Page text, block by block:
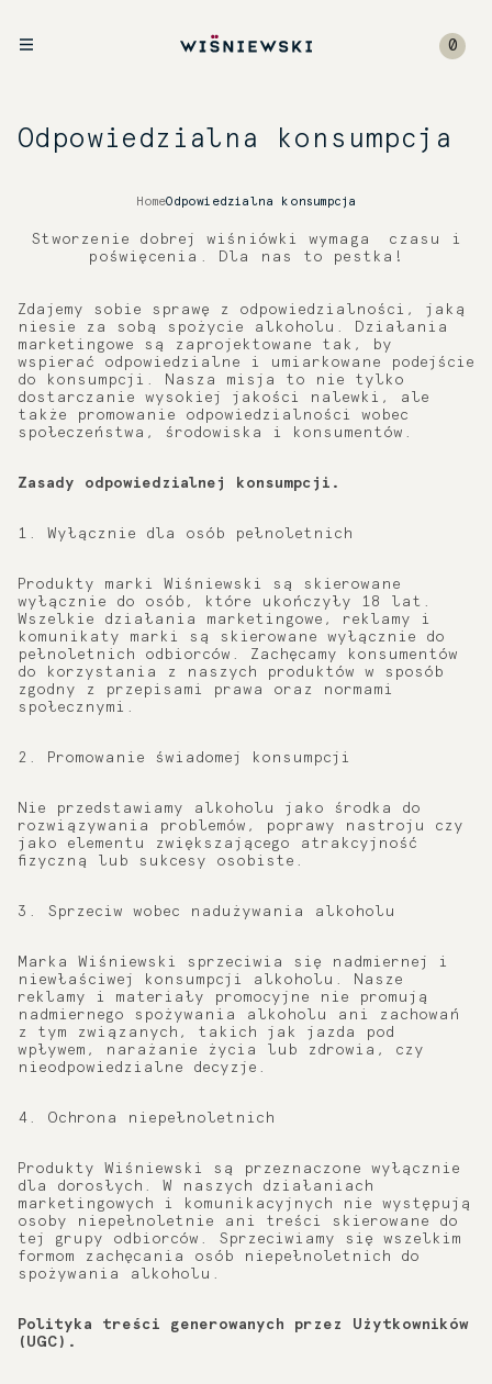
0
Odpowiedzialna konsumpcja
HomeOdpowiedzialna konsumpcja
Stworzenie dobrej wiśniówki wymaga czasu i
poświęcenia. Dla nas to pestka!
Zdajemy sobie sprawę z odpowiedzialności, jaką
niesie za sobą spożycie alkoholu. Działania
marketingowe są zaprojektowane tak, by
wspierać odpowiedzialne i umiarkowane podejście
do konsumpcji. Nasza misja to nie tylko
dostarczanie wysokiej jakości nalewki, ale
także promowanie odpowiedzialności wobec
społeczeństwa, środowiska i konsumentów.
Zasady odpowiedzialnej konsumpcji.
1. Wyłącznie dla osób pełnoletnich
Produkty marki Wiśniewski są skierowane
wyłącznie do osób, które ukończyły 18 lat.
Wszelkie działania marketingowe, reklamy i
komunikaty marki są skierowane wyłącznie do
pełnoletnich odbiorców. Zachęcamy konsumentów
do korzystania z naszych produktów w sposób
zgodny z przepisami prawa oraz normami
społecznymi.
2. Promowanie świadomej konsumpcji
Nie przedstawiamy alkoholu jako środka do
rozwiązywania problemów, poprawy nastroju czy
jako elementu zwiększającego atrakcyjność
fizyczną lub sukcesy osobiste.
3. Sprzeciw wobec nadużywania alkoholu
Marka Wiśniewski sprzeciwia się nadmiernej i
niewłaściwej konsumpcji alkoholu. Nasze
reklamy i materiały promocyjne nie promują
nadmiernego spożywania alkoholu ani zachowań
z tym związanych, takich jak jazda pod
wpływem, narażanie życia lub zdrowia, czy
nieodpowiedzialne decyzje.
4. Ochrona niepełnoletnich
Produkty Wiśniewski są przeznaczone wyłącznie
dla dorosłych. W naszych działaniach
marketingowych i komunikacyjnych nie występują
osoby niepełnoletnie ani treści skierowane do
tej grupy odbiorców. Sprzeciwiamy się wszelkim
formom zachęcania osób niepełnoletnich do
spożywania alkoholu.
Polityka treści generowanych przez Użytkowników
(UGC).